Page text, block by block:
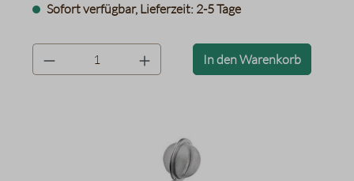
Sofort verfügbar, Lieferzeit: 2-5 Tage
product.quantityLabel In den Warenkorb